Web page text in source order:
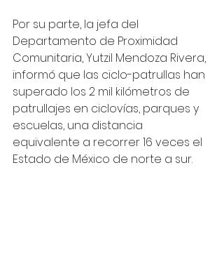
Por su parte, la jefa del
Departamento de Proximidad
Comunitaria, Yutzil Mendoza Rivera,
informó que las ciclo-patrullas han
superado los 2 mil kilómetros de
patrullajes en ciclovías, parques y
escuelas, una distancia
equivalente a recorrer 16 veces el
Estado de México de norte a sur.